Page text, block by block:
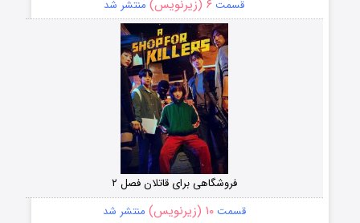
قسمت ۶ (زیرنویس) منتشر شد
فروشگاهی برای قاتلان فصل ۲
قسمت۱۰ (زیرنویس) منتشر شد